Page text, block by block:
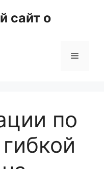
сайт о
Меню
по